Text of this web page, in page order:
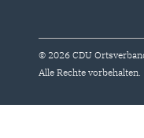
© 2026 CDU
Alle Rechte vorbehalten.